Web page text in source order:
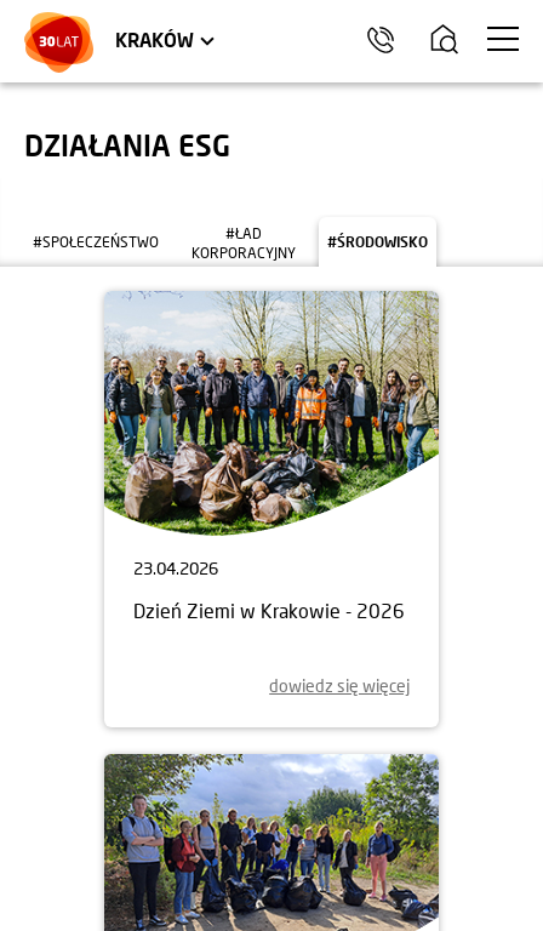
KRAKÓW
TRÓJMIASTO
LOKALE USŁUGOWE
DZIAŁANIA ESG
#SPOŁECZEŃSTWO
#ŁAD
KORPORACYJNY
#ŚRODOWISKO
23.04.2026
Dzień Ziemi w Krakowie - 2026
dowiedz się więcej